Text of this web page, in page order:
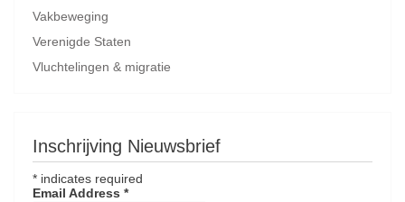
Vakbeweging
Verenigde Staten
Vluchtelingen & migratie
Inschrijving Nieuwsbrief
* indicates required
Email Address *